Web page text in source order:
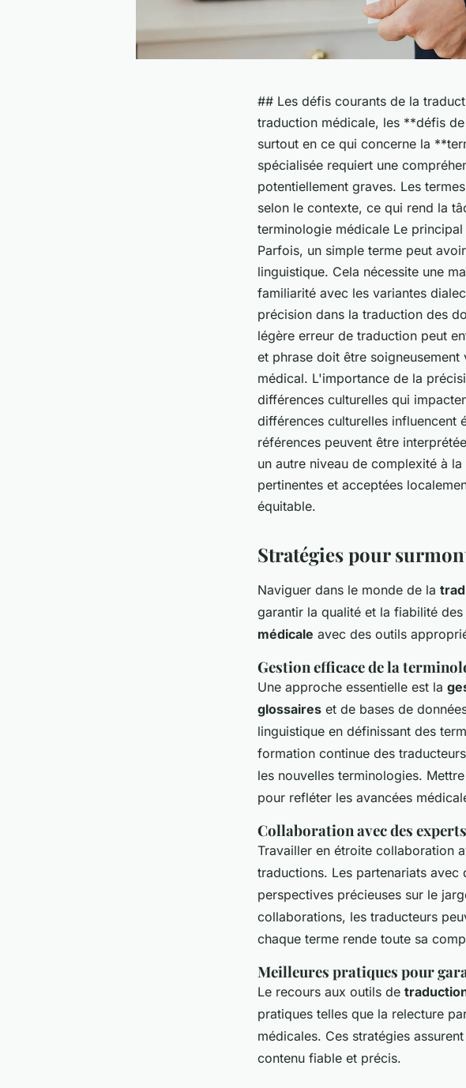
## Les défis courants de la
traduction médicale, les **défis
surtout en ce qui concerne la
spécialisée requiert une
potentiellement graves. Les
selon le contexte, ce qui rend la
terminologie médicale Le
Parfois, un simple terme peut
linguistique. Cela nécessite une
familiarité avec les variantes
précision dans la traduction des
légère erreur de traduction peut
et phrase doit être
médical. L'importance de la
différences culturelles qui
différences culturelles influencent
références peuvent être
un autre niveau de complexité à
pertinentes et acceptées
équitable.
Stratégies pour
Naviguer dans le monde de la
garantir la qualité et la fiabilité
médicale avec des outils
Gestion efficace de la
Une approche essentielle est la
glossaires et de bases de
linguistique en définissant des
formation continue des
les nouvelles terminologies.
pour refléter les avancées
Collaboration avec des
Travailler en étroite collaboration
traductions. Les partenariats
perspectives précieuses sur le
collaborations, les traducteurs
chaque terme rende toute sa
Meilleures pratiques pour
Le recours aux outils de
pratiques telles que la relecture
médicales. Ces stratégies
contenu fiable et précis.